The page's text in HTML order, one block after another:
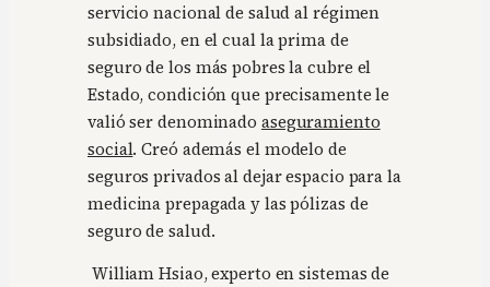
servicio nacional de salud al régimen
subsidiado, en el cual la prima de
seguro de los más pobres la cubre el
Estado, condición que precisamente le
valió ser denominado aseguramiento
social. Creó además el modelo de
seguros privados al dejar espacio para la
medicina prepagada y las pólizas de
seguro de salud.
William Hsiao, experto en sistemas de